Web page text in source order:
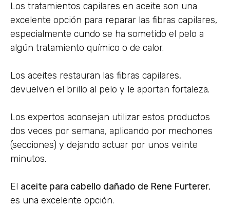
Los tratamientos capilares en aceite son una
excelente opción para reparar las fibras capilares,
especialmente cundo se ha sometido el pelo a
algún tratamiento químico o de calor.
Los aceites restauran las fibras capilares,
devuelven el brillo al pelo y le aportan fortaleza.
Los expertos aconsejan utilizar estos productos
dos veces por semana, aplicando por mechones
(secciones) y dejando actuar por unos veinte
minutos.
El aceite para cabello dañado de Rene Furterer,
es una excelente opción.